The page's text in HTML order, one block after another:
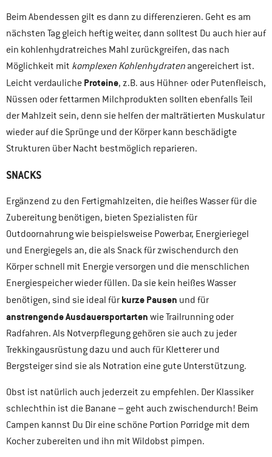
Beim Abendessen gilt es dann zu differenzieren. Geht es am
nächsten Tag gleich heftig weiter, dann solltest Du auch hier auf
ein kohlenhydratreiches Mahl zurückgreifen, das nach
Möglichkeit mit komplexen Kohlenhydraten angereichert ist.
Leicht verdauliche Proteine, z.B. aus Hühner- oder Putenfleisch,
Nüssen oder fettarmen Milchprodukten sollten ebenfalls Teil
der Mahlzeit sein, denn sie helfen der malträtierten Muskulatur
wieder auf die Sprünge und der Körper kann beschädigte
Strukturen über Nacht bestmöglich reparieren.
SNACKS
Ergänzend zu den Fertigmahlzeiten, die heißes Wasser für die
Zubereitung benötigen, bieten Spezialisten für
Outdoornahrung wie beispielsweise Powerbar, Energieriegel
und Energiegels an, die als Snack für zwischendurch den
Körper schnell mit Energie versorgen und die menschlichen
Energiespeicher wieder füllen. Da sie kein heißes Wasser
benötigen, sind sie ideal für kurze Pausen und für
anstrengende Ausdauersportarten wie Trailrunning oder
Radfahren. Als Notverpflegung gehören sie auch zu jeder
Trekkingausrüstung dazu und auch für Kletterer und
Bergsteiger sind sie als Notration eine gute Unterstützung.
Obst ist natürlich auch jederzeit zu empfehlen. Der Klassiker
schlechthin ist die Banane – geht auch zwischendurch! Beim
Campen kannst Du Dir eine schöne Portion Porridge mit dem
Kocher zubereiten und ihn mit Wildobst pimpen.